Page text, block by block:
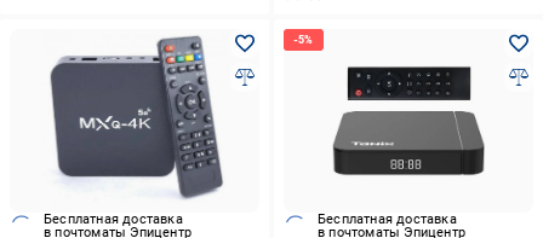
Бесплатная доставка
в почтоматы Эпицентр
Бесплатная доставка
в почтоматы Эпицентр